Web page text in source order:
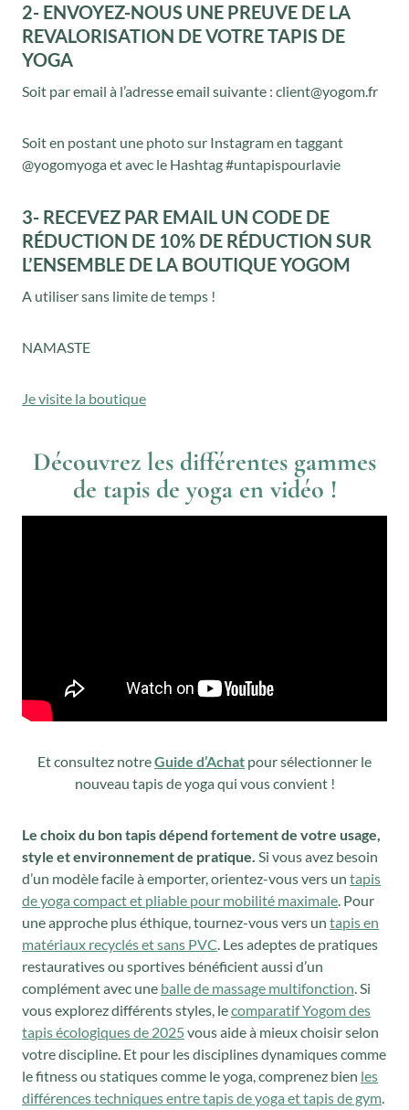
2- ENVOYEZ-NOUS UNE PREUVE DE LA
REVALORISATION DE VOTRE TAPIS DE
YOGA
Soit par email à l’adresse email suivante : client@yogom.fr
Soit en postant une photo sur Instagram en taggant
@yogomyoga et avec le Hashtag #untapispourlavie
3- RECEVEZ PAR EMAIL UN CODE DE
RÉDUCTION DE 10% DE RÉDUCTION SUR
L’ENSEMBLE DE LA BOUTIQUE YOGOM
A utiliser sans limite de temps !
NAMASTE
Je visite la boutique
Découvrez les différentes gammes
de tapis de yoga en vidéo !
Et consultez notreGuide d’Achat pour sélectionner le
nouveau tapis de yoga qui vous convient !
Le choix du bon tapis dépend fortement de votre usage,
style et environnement de pratique. Si vous avez besoin
d’un modèle facile à emporter, orientez-vous vers un tapis
de yoga compact et pliable pour mobilité maximale. Pour
une approche plus éthique, tournez-vous vers un tapis en
matériaux recyclés et sans PVC. Les adeptes de pratiques
restauratives ou sportives bénéficient aussi d’un
complément avec une balle de massage multifonction. Si
vous explorez différents styles, lecomparatif Yogom des
tapis écologiques de 2025vous aide à mieux choisir selon
votre discipline. Et pour les disciplines dynamiques comme
le fitness ou statiques comme le yoga, comprenez bien les
différences techniques entre tapis de yoga et tapis de gym.